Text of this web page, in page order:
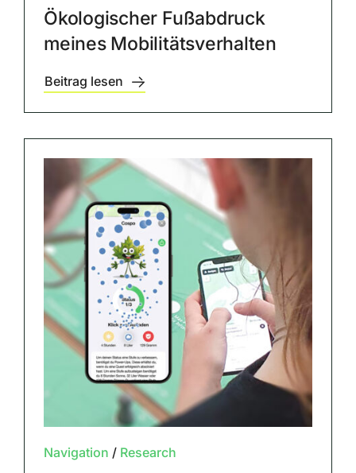
Ökologischer Fußabdruck
meines Mobilitätsverhalten
Beitrag lesen
Navigation / Research